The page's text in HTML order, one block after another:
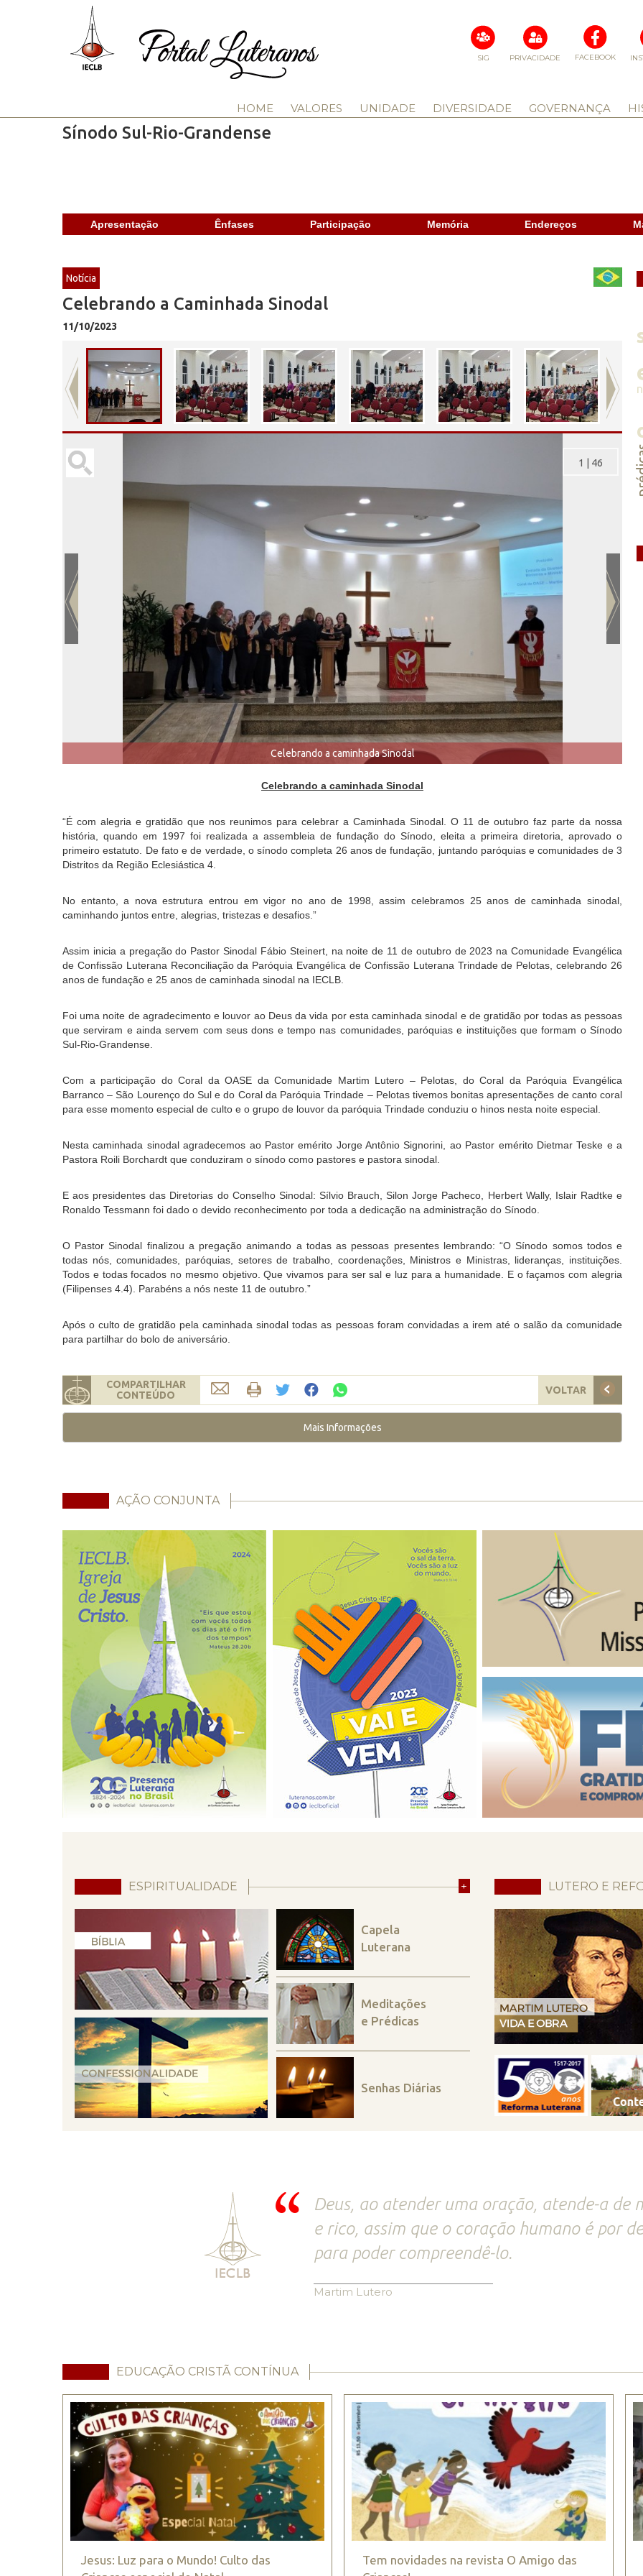
FACEBOOK
PRIVACIDADE
SIG
HOME VALORES UNIDADE DIVERSIDADE GOVERNANÇA
Sínodo Sul-Rio-Grandense
Apresentação Ênfases Participação Memória Endereços
Notícia
Celebrando a Caminhada Sinodal
11/10/2023
Celebrando a caminhada Sinodal
1 46
Celebrando a caminhada Sinodal
“É com alegria e gratidão que nos reunimos para celebrar a Caminhada Sinodal. O 11 de outubro faz parte da nossa
história, quando em 1997 foi realizada a assembleia de fundação do Sínodo, eleita a primeira diretoria, aprovado o
primeiro estatuto. De fato e de verdade, o sínodo completa 26 anos de fundação, juntando paróquias e comunidades de 3
Distritos da Região Eclesiástica 4.
No entanto, a nova estrutura entrou em vigor no ano de 1998, assim celebramos 25 anos de caminhada sinodal,
caminhando juntos entre, alegrias, tristezas e desafios.”
Assim inicia a pregação do Pastor Sinodal Fábio Steinert, na noite de 11 de outubro de 2023 na Comunidade Evangélica
de Confissão Luterana Reconciliação da Paróquia Evangélica de Confissão Luterana Trindade de Pelotas, celebrando 26
anos de fundação e 25 anos de caminhada sinodal na IECLB.
Foi uma noite de agradecimento e louvor ao Deus da vida por esta caminhada sinodal e de gratidão por todas as pessoas
que serviram e ainda servem com seus dons e tempo nas comunidades, paróquias e instituições que formam o Sínodo
Sul-Rio-Grandense.
Com a participação do Coral da OASE da Comunidade Martim Lutero – Pelotas, do Coral da Paróquia Evangélica
Barranco – São Lourenço do Sul e do Coral da Paróquia Trindade – Pelotas tivemos bonitas apresentações de canto coral
para esse momento especial de culto e o grupo de louvor da paróquia Trindade conduziu o hinos nesta noite especial.
Nesta caminhada sinodal agradecemos ao Pastor emérito Jorge Antônio Signorini, ao Pastor emérito Dietmar Teske e a
Pastora Roili Borchardt que conduziram o sínodo como pastores e pastora sinodal.
E aos presidentes das Diretorias do Conselho Sinodal: Sílvio Brauch, Silon Jorge Pacheco, Herbert Wally, Islair Radtke e
Ronaldo Tessmann foi dado o devido reconhecimento por toda a dedicação na administração do Sínodo.
O Pastor Sinodal finalizou a pregação animando a todas as pessoas presentes lembrando: “O Sínodo somos todos e
todas nós, comunidades, paróquias, setores de trabalho, coordenações, Ministros e Ministras, lideranças, instituições.
Todos e todas focados no mesmo objetivo. Que vivamos para ser sal e luz para a humanidade. E o façamos com alegria
(Filipenses 4.4). Parabéns a nós neste 11 de outubro.”
Após o culto de gratidão pela caminhada sinodal todas as pessoas foram convidadas a irem até o salão da comunidade
para partilhar do bolo de aniversário.
COMPARTILHAR
CONTEÚDO
VOLTAR
Mais Informações
AÇÃO CONJUNTA
ESPIRITUALIDADE +
Capela
Luterana
Meditações
e Prédicas
Senhas Diárias
LUTERO E
Deus, ao atender uma oração, atende-a de
e rico, assim que o coração humano é por
para poder compreendê-lo.
Martim Lutero
EDUCAÇÃO CRISTÃ CONTÍNUA
Jesus: Luz para o Mundo! Culto das
Tem novidades na revista O Amigo das